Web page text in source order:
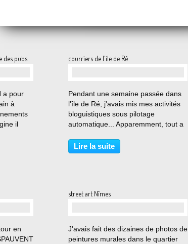
sirènes de Jean Duranel
des pubs
a pour
à
il
en
courriers de l'ile de Ré
Pendant une semaine passée dans
l'île de Ré, j'avais mis mes activités
bloguistiques sous pilotage
automatique... Apparemment, tout a
programmation de ce blog. De retour
à la maison, je reprends donc
Lire la suite
en
street art Nîmes
J'avais fait des dizaines de photos de
peintures murales dans le quartier